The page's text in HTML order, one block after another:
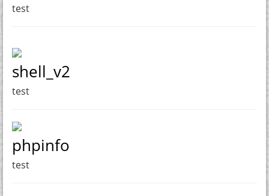
test
shell_v2
test
phpinfo
test